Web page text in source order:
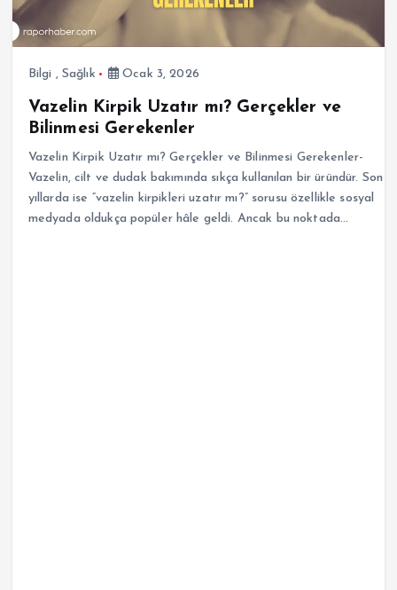
Bilgi , Sağlık Ocak 3, 2026
Vazelin Kirpik Uzatır mı? Gerçekler ve
Bilinmesi Gerekenler
Vazelin Kirpik Uzatır mı? Gerçekler ve Bilinmesi Gerekenler-
Vazelin, cilt ve dudak bakımında sıkça kullanılan bir üründür. Son
yıllarda ise “vazelin kirpikleri uzatır mı?” sorusu özellikle sosyal
medyada oldukça popüler hâle geldi. Ancak bu noktada…